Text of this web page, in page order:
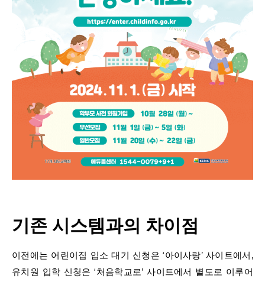
기존 시스템과의 차이점
이전에는 어린이집 입소 대기 신청은 ‘아이사랑’ 사이트에서,
유치원 입학 신청은 ‘처음학교로’ 사이트에서 별도로 이루어